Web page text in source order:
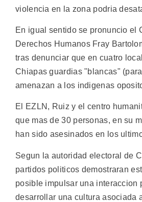
violencia en la zona podria
En igual sentido se pronuncio el
Derechos Humanos Fray
tras denunciar que en cuatro
Chiapas guardias "blancas"
amenazan a los indigenas
El EZLN, Ruiz y el centro
que mas de 30 personas, en su
han sido asesinados en los
Segun la autoridad electoral de
partidos politicos demostraran
posible impulsar una interaccion
desarrollar una cultura asociada